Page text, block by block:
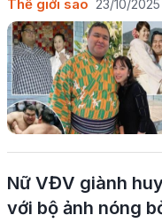
Thế giới sao 23/10/2025
Nữ VĐV giành
với bộ ảnh nóng